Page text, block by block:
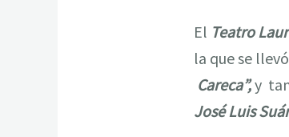
El Teatro
la que se
Careca”,y
José Luis